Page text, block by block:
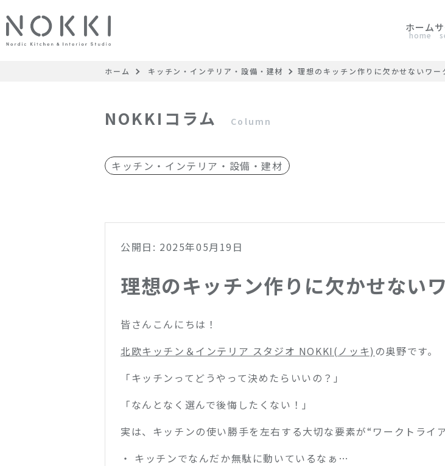
ホーム
home
ホーム キッチン・インテリア・設備・建材 理想のキッチン作りに欠かせないワー
NOKKIコラム Column
キッチン・インテリア・設備・建材
公開日: 2025年05月19日
理想のキッチン作りに欠かせない
皆さんこんにちは！
北欧キッチン＆インテリア スタジオ NOKKI(ノッキ) の奥野です。
「キッチンってどうやって決めたらいいの？」
「なんとなく選んで後悔したくない！」
実は、キッチンの使い勝手を左右する大切な要素が“ワークトライア
・ キッチンでなんだか無駄に動いているなぁ…